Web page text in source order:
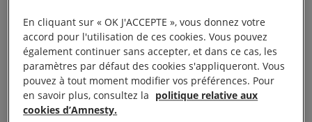
Semaine de l’éducation populaire, La Rue aux
habitants 14 h-16 h au Centre social Denise-
Cacheux
Clôture de la Semaine de l’éducation populaire,
En cliquant sur « OK J'ACCEPTE », vous donnez votre
accord pour l'utilisation de ces cookies. Vous pouvez
également continuer sans accepter, et dans ce cas, les
paramètres par défaut des cookies s'appliqueront. Vous
pouvez à tout moment modifier vos préférences. Pour
en savoir plus, consultez la politique relative aux
cookies d’Amnesty.